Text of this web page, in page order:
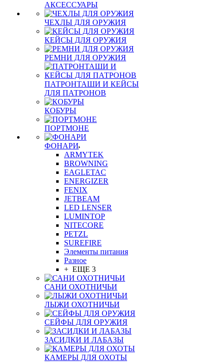
АКСЕССУАРЫ
ЧЕХЛЫ ДЛЯ ОРУЖИЯ
КЕЙСЫ ДЛЯ ОРУЖИЯ
РЕМНИ ДЛЯ ОРУЖИЯ
ПАТРОНТАШИ И КЕЙСЫ
ДЛЯ ПАТРОНОВ
КОБУРЫ
ПОРТМОНЕ
ФОНАРИ
ARMYTEK
BROWNING
EAGLETAC
ENERGIZER
FENIX
JETBEAM
LED LENSER
LUMINTOP
NITECORE
PETZL
SUREFIRE
Элементы питания
Разное
+ ЕЩЕ 3
САНИ ОХОТНИЧЬИ
ЛЫЖИ ОХОТНИЧЬИ
СЕЙФЫ ДЛЯ ОРУЖИЯ
ЗАСИДКИ И ЛАБАЗЫ
КАМЕРЫ ДЛЯ ОХОТЫ